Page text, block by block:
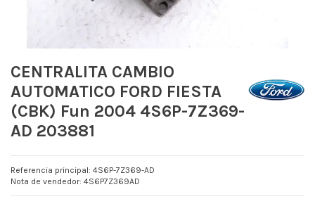
CENTRALITA CAMBIO
AUTOMATICO FORD FIESTA
(CBK) Fun 2004 4S6P-7Z369-
AD 203881
Referencia principal: 4S6P-7Z369-AD
Nota de vendedor: 4S6P7Z369AD